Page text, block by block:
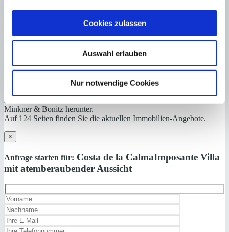
Cookies zulassen
Auswahl erlauben
Nur notwendige Cookies
Alle Angaben basieren auf Informationen und Daten, die uns vom
Verkäufer/Auftraggeber zur Verfügung gestellt wurden. Minkner &
Partner übernimmt keinerlei Garantie für Vollständigkeit, Richtigkeit
angegebenen Preise enthalten nicht die vom Käufer zu tragenden
Nebenkosten wie Steuern, Notar-, Grundbuch- und Gestoriakosten.
Laden Sie sich hier den Immobilien-Katalog “
Minkner & Bonitz herunter.
Auf 124 Seiten finden Sie die aktuellen Immobilien-Angebote.
×
Anfrage starten für: Costa de la CalmaImposante Villa
mit atemberaubender Aussicht